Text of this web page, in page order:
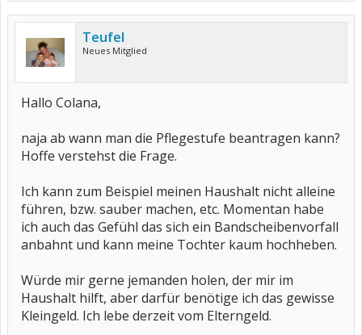
Teufel
Neues Mitglied
Hallo Colana,
naja ab wann man die Pflegestufe beantragen kann?
Hoffe verstehst die Frage.
Ich kann zum Beispiel meinen Haushalt nicht alleine
führen, bzw. sauber machen, etc. Momentan habe
ich auch das Gefühl das sich ein Bandscheibenvorfall
anbahnt und kann meine Tochter kaum hochheben.
Würde mir gerne jemanden holen, der mir im
Haushalt hilft, aber darfür benötige ich das gewisse
Kleingeld. Ich lebe derzeit vom Elterngeld.